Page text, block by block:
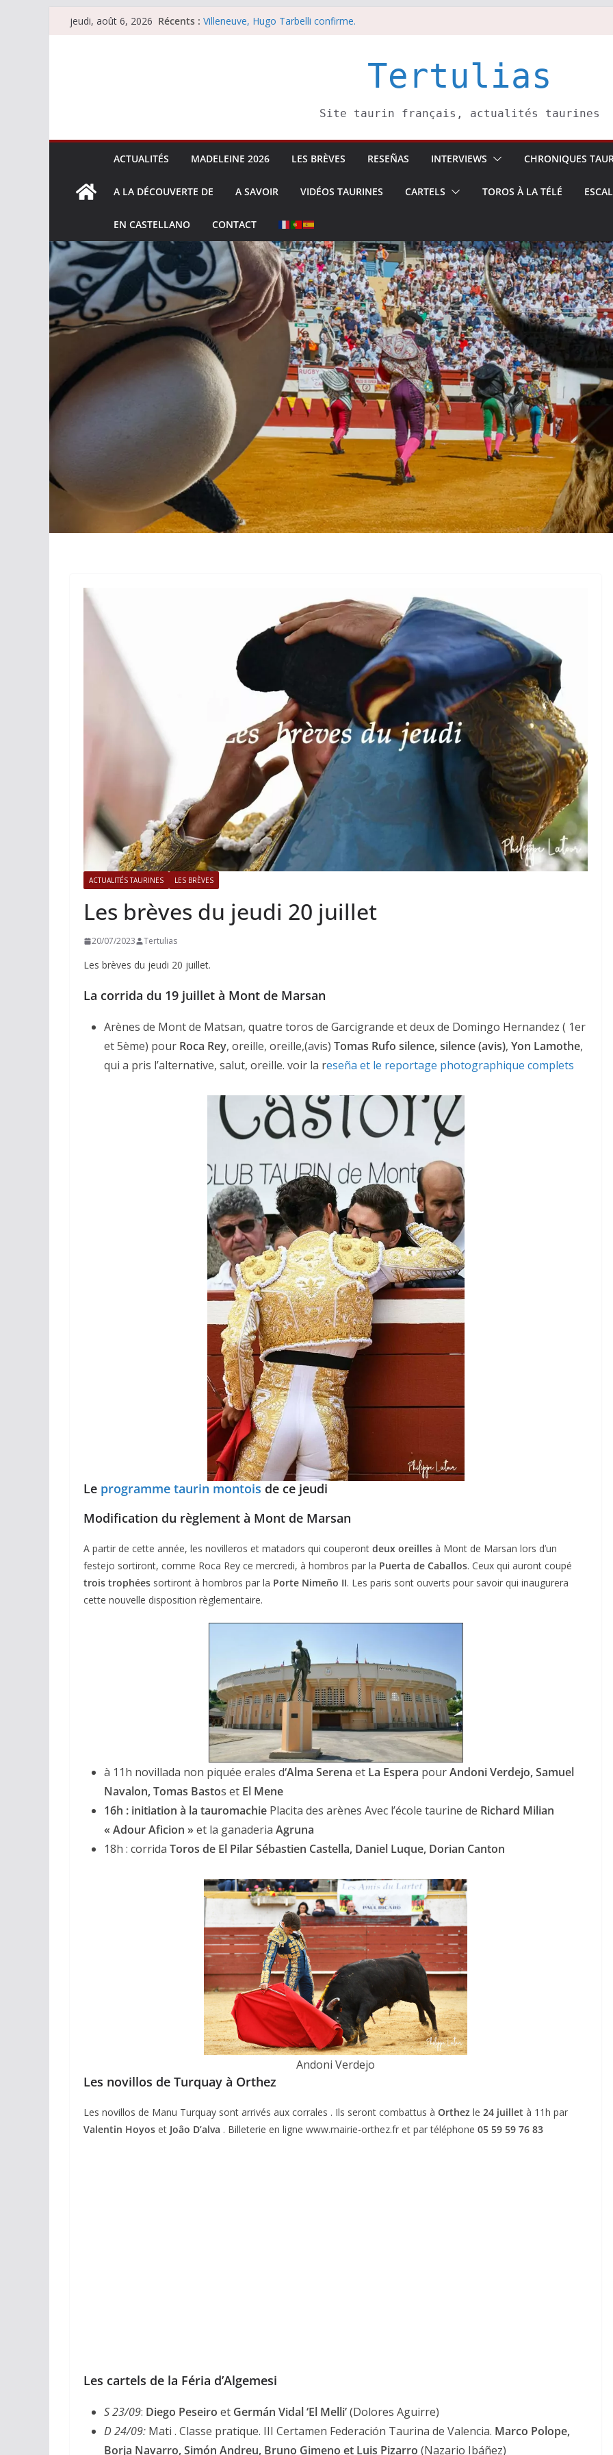
Passerjeudi, août 6, 2026 Récents : Villeneuve, Hugo Tarbelli confirme.
Tertulias
Site taurin français, actualités taurines
ACTUALITÉS MADELEINE 2026 LES BRÈVES RESEÑAS INTERVIEWS CHRONIQUES
A LA DÉCOUVERTE DE A SAVOIR VIDÉOS TAURINES CARTELS TOROS À LA TÉLÉ
EN CASTELLANO CONTACT
ACTUALITÉS TAURINES LES BRÈVES
Les brèves du jeudi 20 juillet
20/07/2023 Tertulias
Les brèves du jeudi 20 juillet.
La corrida du 19 juillet à Mont de Marsan
Arènes de Mont de Matsan, quatre toros de Garcigrande et deux de Domingo Hernandez ( 1er
et 5ème) pour Roca Rey, oreille, oreille,(avis) Tomas Rufo silence, silence (avis), Yon Lamothe,
qui a pris l’alternative, salut, oreille. voir la reseña et le reportage photographique complets
Le programme taurin montois de ce jeudi
Modification du règlement à Mont de Marsan
A partir de cette année, les novilleros et matadors qui couperont deux oreilles à Mont de Marsan lors d’un
festejo sortiront, comme Roca Rey ce mercredi, à hombros par la Puerta de Caballos. Ceux qui auront coupé
trois trophées sortiront à hombros par la Porte Nimeño II. Les paris sont ouverts pour savoir qui inaugurera
cette nouvelle disposition règlementaire.
à 11h novillada non piquée erales d‘Alma Serena et La Espera pourAndoni Verdejo, Samuel
Navalon, Tomas Bastos et El Mene
16h : initiation à la tauromachie Placita des arènes Avec l’école taurine de Richard Milian
« Adour Aficion »et la ganaderia Agruna
18h : corrida Toros de El PilarSébastien Castella, Daniel Luque, Dorian Canton
Andoni Verdejo
Les novillos de Turquay à Orthez
Les novillos de Manu Turquay sont arrivés aux corrales . Ils seront combattus à Orthez le 24 juillet à 11h par
Valentin Hoyos et Joâo D’alva . Billeterie en ligne www.mairie-orthez.fr et par téléphone 05 59 59 76 83
Les cartels de la Féria d’Algemesi
S 23/09: Diego Peseiro et Germán Vidal ‘El Melli’(Dolores Aguirre)
D 24/09: Mati . Classe pratique. III Certamen Federación Taurina de Valencia. Marco Polope,
Borja Navarro, Simón Andreu, Bruno Gimeno et Luis Pizarro (Nazario Ibáñez)
ACTUALITÉS TAURINES
Istres, l’ouverture en
19/06/2026 Tertulias
ACTUALITÉS TAURINES PHOTOS TAURINES 2026
Bayonne, la corrida des
fêtes en photos
17/07/2026 Tertulias
ACTUALITÉS TAURINES
CHRONIQUES TAURINES 2026
Arles : au seuil des
espérances.
02/04/2026 Olivier Castelnau
ACTUALITÉS TAURINES
Istres : la feria des